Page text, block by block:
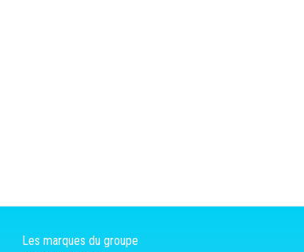
Les marques du groupe